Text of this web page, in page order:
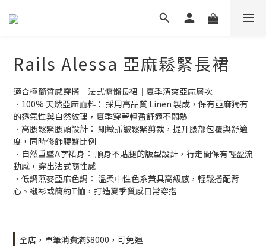
Rails Alessa 亞麻鬆緊長裙
適合極簡質感穿搭｜法式慵懶長裙｜夏季清爽亞麻層次
．100% 天然亞麻面料： 採用高品質 Linen 製成，保有亞麻獨有
的透氣性與自然紋理，夏季穿著輕盈舒適不悶熱
．高腰鬆緊腰頭設計： 細緻抓皺鬆緊剪裁，提升腰部包覆與舒適
度，同時修飾腰臀比例
．自然垂墜A字裙身： 順身不貼腿的版型設計，行走間保有輕盈流
動感，穿出法式隨性感
．低調燕麥亞麻色調： 溫柔中性色系兼具高級感，輕鬆搭配背
心、襯衫或簡約T恤，打造夏季質感日常穿搭
全店，單筆消費滿$8000，可免運